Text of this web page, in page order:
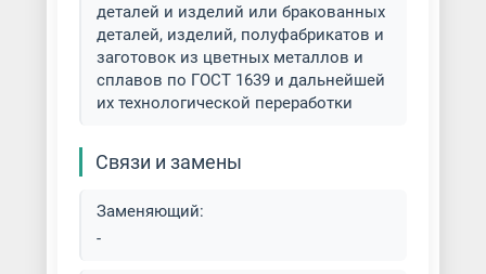
деталей и изделий или бракованных
деталей, изделий, полуфабрикатов и
заготовок из цветных металлов и
сплавов по ГОСТ 1639 и дальнейшей
их технологической переработки
Связи и замены
Заменяющий:
-